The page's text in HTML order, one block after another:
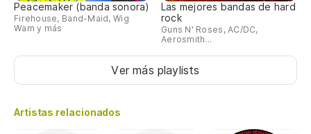
Peacemaker (banda sonora)
Firehouse, Band-Maid, Wig
Wam y más
Las mejores bandas de hard
rock
Guns N' Roses, AC/DC,
Aerosmith...
Ver más playlists
Artistas relacionados